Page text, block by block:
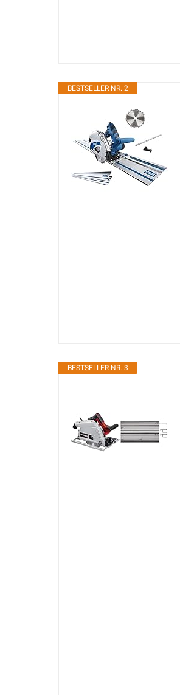
BESTSELLER NR. 2
BESTSELLER NR. 3